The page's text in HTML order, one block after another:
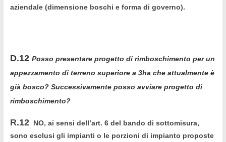
aziendale (dimensione boschi e forma di governo).
D.12 Posso presentare progetto di rimboschimento per un
appezzamento di terreno superiore a 3ha che attualmente è
già bosco? Successivamente posso avviare progetto di
rimboschimento?
R.12 NO, ai sensi dell’art. 6 del bando di sottomisura,
sono esclusi gli impianti o le porzioni di impianto proposte